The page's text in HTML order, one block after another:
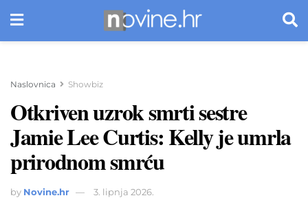
Naslovnica Showbiz
Otkriven uzrok smrti sestre
Jamie Lee Curtis: Kelly je umrla
prirodnom smrću
by Novine.hr 3. lipnja 2026.